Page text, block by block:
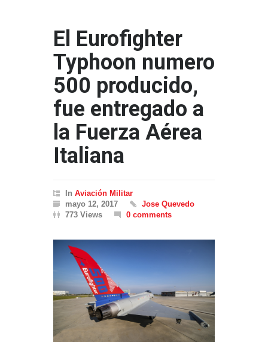
El Eurofighter
Typhoon numero
500 producido,
fue entregado a
la Fuerza Aérea
Italiana
In Aviación Militar
mayo 12, 2017
Jose Quevedo
773 Views
0 comments